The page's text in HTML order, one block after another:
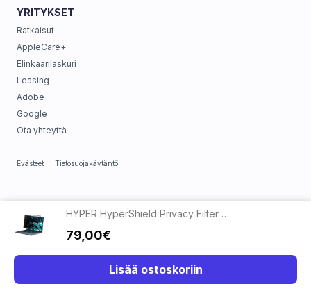
HYPER HyperShield Privacy Filter MB Air 13.6" M2/M3/M4/M5 Black
79,00€
Lisää ostoskoriin
YRITYKSET
Ratkaisut
AppleCare+
Elinkaarilaskuri
Leasing
Adobe
Google
Ota yhteyttä
Evästeet Tietosuojakäytäntö